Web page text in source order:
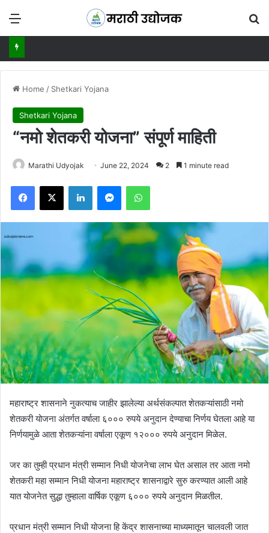
Menu
Home / Shetkari Yojana
Shetkari Yojana
“नमो शेतकरी योजना” संपूर्ण माहिती
Marathi Udyojak June 22, 2024 2 1 minute read
Facebook
X LinkedInMessengerWhatsApp
महाराष्ट्र शासनाने नुकत्याच जाहीर झालेल्या अर्थसंकल्पात शेतकऱ्यांसाठी नमो
शेतकरी योजना अंतर्गत वर्षाला ६००० रुपये अनुदान देण्याचा निर्णय घेतला आहे या
निर्णयामुळे आता शेतकऱ्यांना वर्षाला एकूण १२००० रुपये अनुदान मिळेल.
जर का तुम्ही प्रधान मंत्री सम्मान निधी योजनेचा लाभ घेत असाल तर आता नमो
शेतकरी महा सम्मान निधी योजना महाराष्ट्र शासनाद्वारे सुरु करण्यात आली आहे
यात योजनेत सुद्धा तुम्हाला वार्षिक एकूण ६००० रुपये अनुदान मिळतील.
प्रधान मंत्री सम्मान निधी योजना हि केंद्र शासनाच्या माध्यमातून चालवली जात